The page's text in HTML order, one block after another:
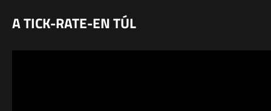
A TICK-RATE-EN TÚL